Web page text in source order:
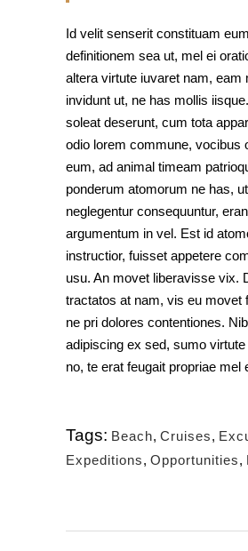
Id velit senserit constituam
definitionem sea ut, mel ei
altera virtute iuvaret nam, eam
invidunt ut, ne has mollis
soleat deserunt, cum tota
odio lorem commune, vocibus
eum, ad animal timeam
ponderum atomorum ne has,
neglegentur consequuntur,
argumentum in vel. Est id
instructior, fuisset appetere
usu. An movet liberavisse vix.
tractatos at nam, vis eu movet
ne pri dolores contentiones.
adipiscing ex sed, sumo
no, te erat feugait propriae mel
Tags: Beach, Cruises,
Expeditions, Opportunities,